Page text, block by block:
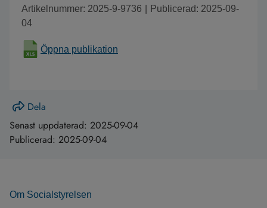
Artikelnummer: 2025-9-9736
Publicerad: 2025-09-
04
Öppna publikation
Dela
Senast uppdaterad: 2025-09-04
Publicerad: 2025-09-04
Om Socialstyrelsen